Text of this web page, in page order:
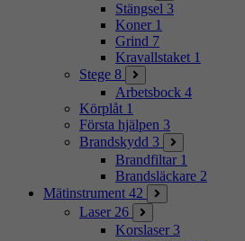
Stängsel 3
Koner 1
Grind 7
Kravallstaket 1
Stege 8
Arbetsbock 4
Körplåt 1
Första hjälpen 3
Brandskydd 3
Brandfiltar 1
Brandsläckare 2
Mätinstrument 42
Laser 26
Korslaser 3